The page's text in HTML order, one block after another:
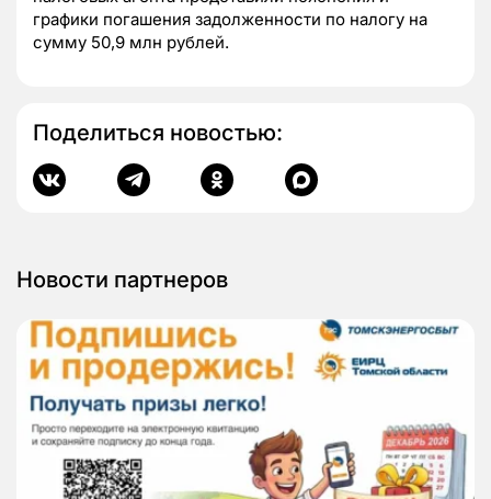
графики погашения задолженности по налогу на
сумму 50,9 млн рублей.
Поделиться новостью:
Новости партнеров